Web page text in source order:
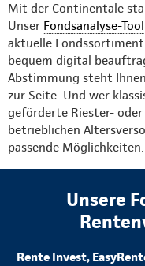
Mit der Continentale
Unser Fondsanalyse-Tool
aktuelle
bequem digital
Abstimmung steht
zur Seite. Und wer
geförderte Riester-
betrieblichen
passende Möglichkeiten.
Unsere
Rente Invest,